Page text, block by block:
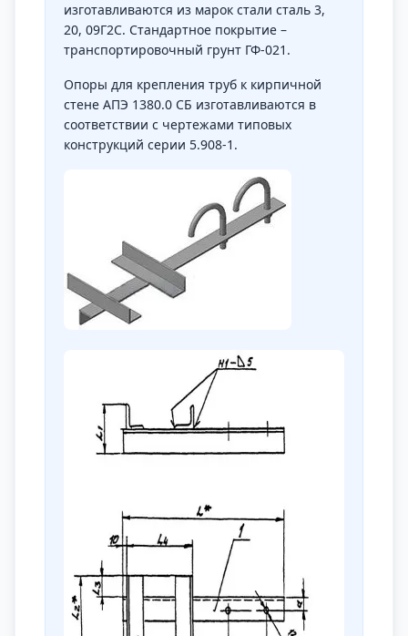
изготавливаются из марок стали сталь 3,
20, 09Г2С. Стандартное покрытие –
транспортировочный грунт ГФ-021.
Опоры для крепления труб к кирпичной
стене АПЭ 1380.0 СБ изготавливаются в
соответствии с чертежами типовых
конструкций серии 5.908-1.